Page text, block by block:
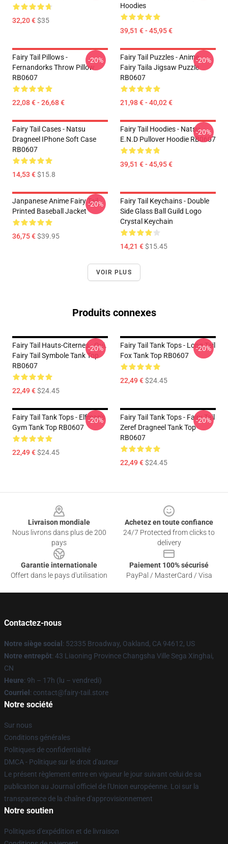
32,20 €$35
Hoodies
39,51 € - 45,95 €
Fairy Tail Pillows -
Fernandorks Throw Pillow
RB0607
22,08 € - 26,68 €
-20%
Fairy Tail Puzzles - Anime
Fairy Taila Jigsaw Puzzle
RB0607
21,98 € - 40,02 €
-20%
Fairy Tail Cases - Natsu
Dragneel IPhone Soft Case
RB0607
14,53 €$15.8
Fairy Tail Hoodies - Natsu
E.N.D Pullover Hoodie RB0607
39,51 € - 45,95 €
-20%
Janpanese Anime Fairy Tail
Printed Baseball Jacket
36,75 €$39.95
-20%
Fairy Tail Keychains - Double
Side Glass Ball Guild Logo
Crystal Keychain
14,21 €$15.45
VOIR PLUS
Produits connexes
Fairy Tail Hauts-Citernes - Oui.
Fairy Tail Symbole Tank Top
RB0607
22,49 €$24.45
-20%
Fairy Tail Tank Tops - Long Tail
Fox Tank Top RB0607
22,49 €$24.45
-20%
Fairy Tail Tank Tops - Elfman's
Gym Tank Top RB0607
22,49 €$24.45
-20%
Fairy Tail Tank Tops - Fairy Tail
Zeref Dragneel Tank Top
RB0607
22,49 €$24.45
-20%
Livraison mondiale
Nous livrons dans plus de 200
pays
Achetez en toute confiance
24/7 Protected from clicks to
delivery
Garantie internationale
Offert dans le pays d'utilisation
Paiement 100% sécurisé
PayPal / MasterCard / Visa
Contactez-nous
Notre siège social : 52335 Broadway, Oakland, CA 94612, US
Notre entrepôt: 43 Liaoning Province Changsha Ville Sega Xinghai,
CN
Heure: 9h – 17h (lu – vendredi)
Courriel : contact@fairy-tail.store
Notre société
Sur nous
Conditions générales
Politiques de confidentialité
DMCA - Politique sur le droit d'auteur
Le présent règlement entre en vigueur le jour suivant celui de sa
publication au Journal officiel de l'Union européenne. Loi sur la
transparence de la chaîne d'approvisionnement
Notre soutien
Politiques d'expédition et de livraison